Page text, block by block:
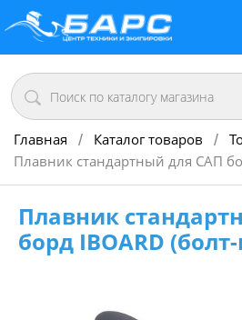
Главная / Каталог товаров /
Плавник стандартный для САП
Плавник
борд IBOARD